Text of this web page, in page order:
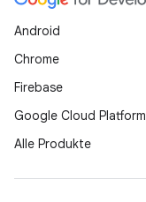
Android
Chrome
Firebase
Google Cloud Platform
Alle Produkte